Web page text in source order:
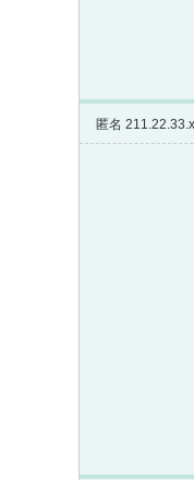
匿名 211.22.33.x